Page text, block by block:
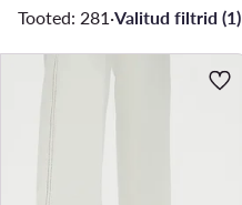
Tooted: 281 ·Valitud filtrid (1)